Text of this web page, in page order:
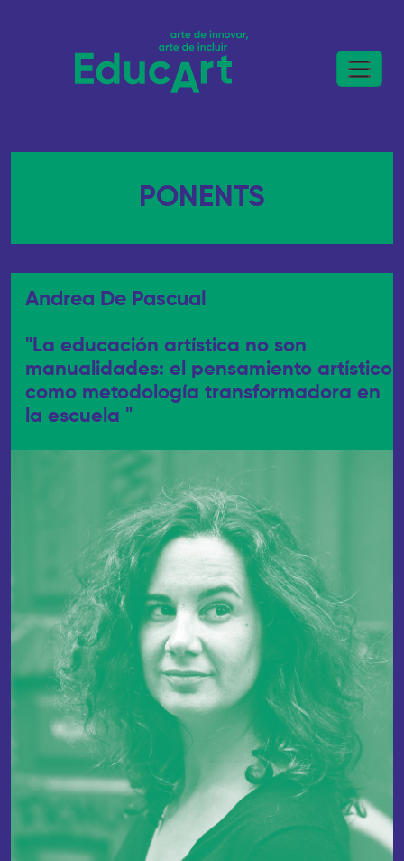
PONENTS
Andrea De Pascual
"La educación artística no son
manualidades: el pensamiento artístico
como metodología transformadora en
la escuela "